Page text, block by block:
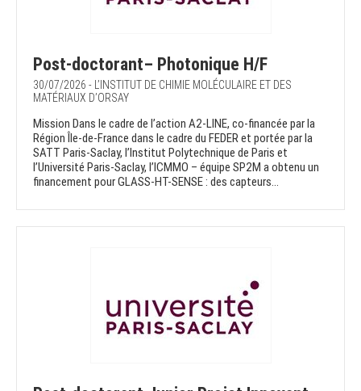
Post-doctorant– Photonique H/F
30/07/2026 - L’INSTITUT DE CHIMIE MOLÉCULAIRE ET DES
MATÉRIAUX D’ORSAY
Mission Dans le cadre de l’action A2-LINE, co-financée par la
Région Île-de-France dans le cadre du FEDER et portée par la
SATT Paris-Saclay, l’Institut Polytechnique de Paris et
l’Université Paris-Saclay, l’ICMMO – équipe SP2M a obtenu un
financement pour GLASS-HT-SENSE : des capteurs...